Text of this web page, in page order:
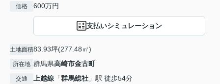
価格 600万円
支払いシミュレーション
土地面積83.93坪(277.48㎡)
所在地 群馬県高崎市金古町
交通 上越線 「群馬総社 」駅 徒歩54分